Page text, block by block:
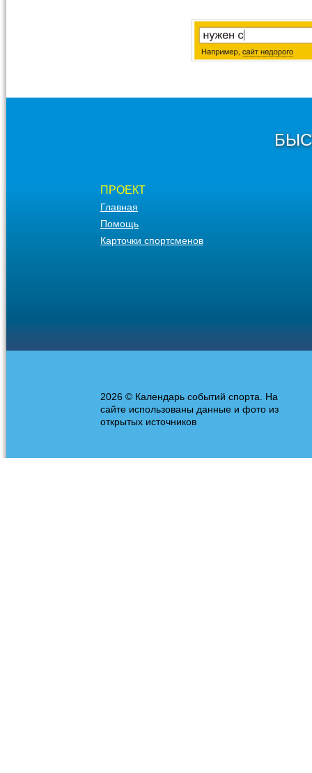
ПРОЕКТ
Главная
Помощь
Карточки спортсменов
2026 © Календарь событий спорта. На
сайте использованы данные и фото из
открытых источников